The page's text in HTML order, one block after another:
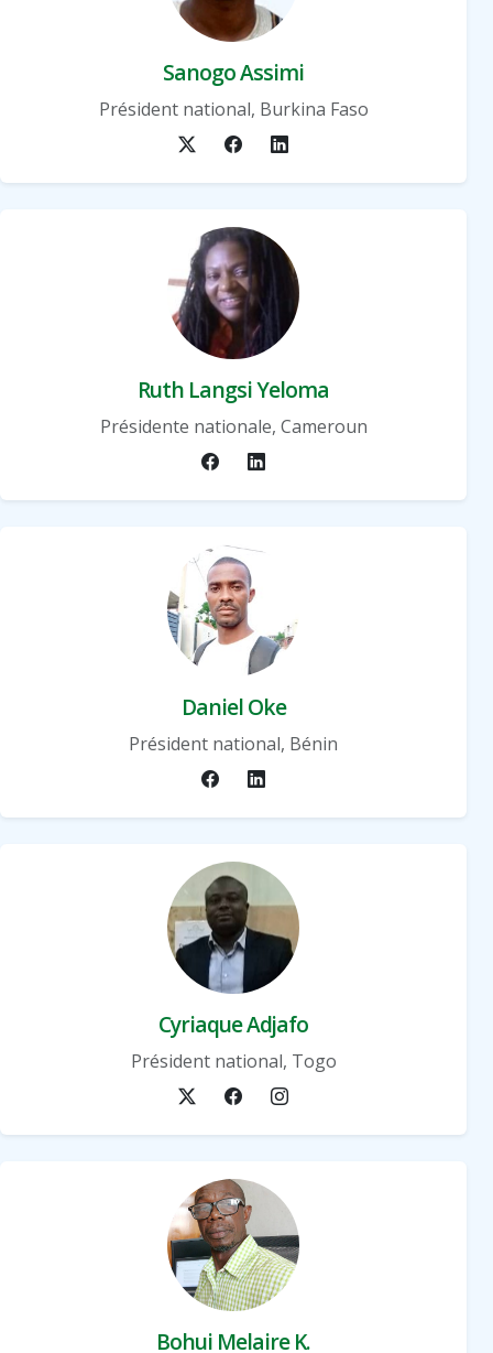
Sanogo Assimi
Président national, Burkina Faso
Ruth Langsi Yeloma
Présidente nationale, Cameroun
Daniel Oke
Président national, Bénin
Cyriaque Adjafo
Président national, Togo
Bohui Melaire K.